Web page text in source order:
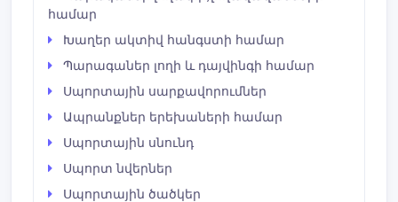
համար
Խաղեր ակտիվ հանգստի համար
Պարագաներ լողի և դայվինգի համար
Սպորտային սարքավորումներ
Ապրանքներ երեխաների համար
Սպորտային սնունդ
Սպորտ նվերներ
Սպորտային ծածկեր